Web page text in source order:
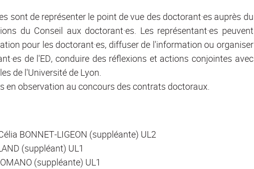
sont de représenter le point de vue des doctorant·es auprès du
du Conseil aux doctorant·es. Les représentant·es peuvent
pour les doctorant·es, diffuser de l'information ou organiser
de l'ED, conduire des réflexions et actions conjointes avec
de l'Université de Lyon.
en observation au concours des contrats doctoraux.
BONNET-LIGEON (suppléante) UL2
(suppléant) UL1
(suppléante) UL1